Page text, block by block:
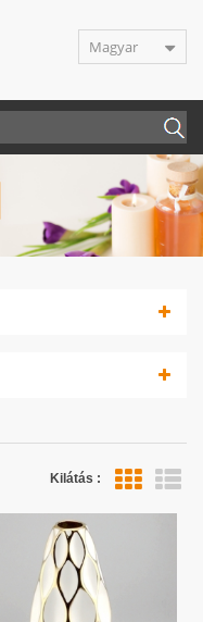
Magyar
Kilátás :